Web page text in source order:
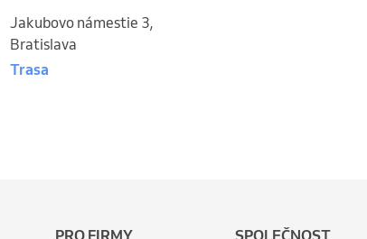
Jakubovo námestie 3,
Bratislava
Trasa